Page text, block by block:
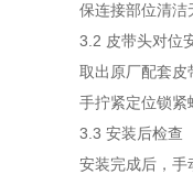
保连接部位清洁
3.2 皮带头对位
取出原厂配套皮
手拧紧定位锁紧
3.3 安装后检查
安装完成后，手